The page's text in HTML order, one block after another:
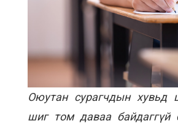
Оюутан сурагчдын хувьд
шиг том даваа байдаггүй